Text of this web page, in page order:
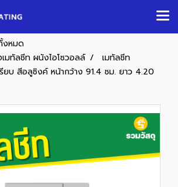
งหมด
มทัลชีท ผนังไอโซวอลล์
เมทัลชีท
ยบ สีอลูซิงค์ หน้ากว้าง 91.4 ซม. ยาว 4.20